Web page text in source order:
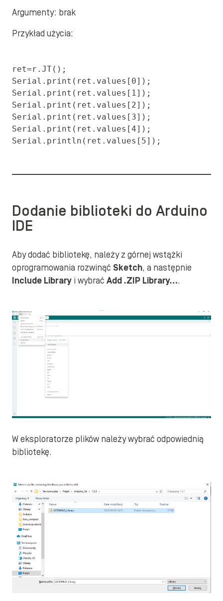
Argumenty: brak
Przykład użycia:
ret=r.JT();
Serial.print(ret.values[0]);
Serial.print(ret.values[1]);
Serial.print(ret.values[2]);
Serial.print(ret.values[3]);
Serial.print(ret.values[4]);
Serial.println(ret.values[5]);
Dodanie biblioteki do Arduino
IDE
Aby dodać bibliotekę, należy z górnej wstążki
oprogramowania rozwinąć Sketch, a następnie
Include Library i wybrać Add .ZIP Library….
W eksploratorze plików należy wybrać odpowiednią
bibliotekę.